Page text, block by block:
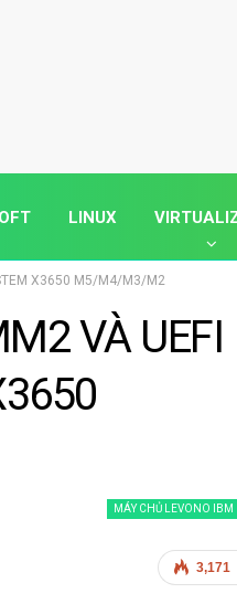
LINUX
X3650 M5/M4/M3/M2
VÀ UEFI
MÁY CHỦ LEVONO IBM
3,171